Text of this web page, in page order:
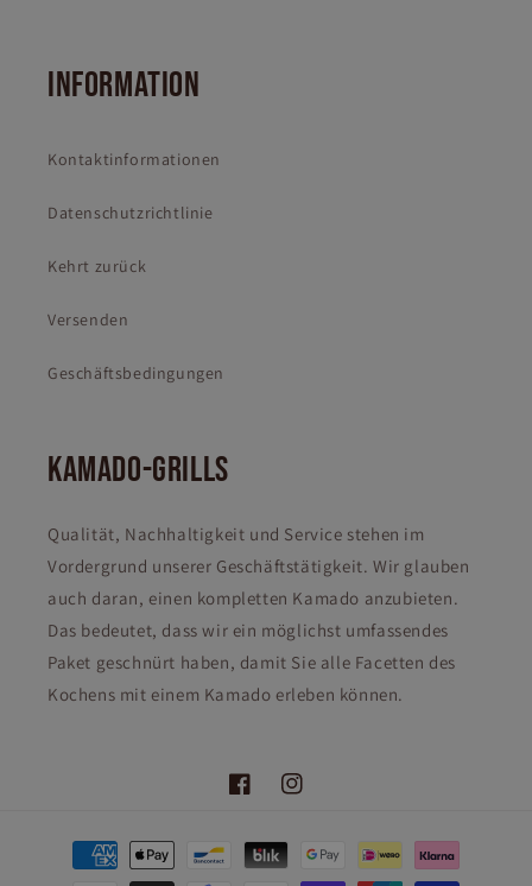
INFORMATION
Kontaktinformationen
Datenschutzrichtlinie
Kehrt zurück
Versenden
Geschäftsbedingungen
KAMADO-GRILLS
Qualität, Nachhaltigkeit und Service stehen im
Vordergrund unserer Geschäftstätigkeit. Wir glauben
auch daran, einen kompletten Kamado anzubieten.
Das bedeutet, dass wir ein möglichst umfassendes
Paket geschnürt haben, damit Sie alle Facetten des
Kochens mit einem Kamado erleben können.
FacebookInstagram
Zahlungsmethoden